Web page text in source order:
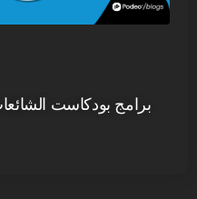
برامج بودكاست